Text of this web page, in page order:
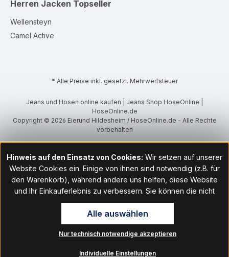
Herren Jacken Topseller
Wellensteyn
Camel Active
* Alle Preise inkl. gesetzl. Mehrwertsteuer
Jeans und Hosen online kaufen | Jeans Shop HoseOnline |
HoseOnline.de
Copyright © 2026 Eierund Hildesheim / HoseOnline.de - Alle Rechte
vorbehalten
Hinweis auf den Einsatz von Cookies: Wir setzen auf unserer
Website Cookies ein. Einige von ihnen sind notwendig (z.B. für
den Warenkorb), während andere uns helfen, diese Website
und Ihr Einkauferlebnis zu verbessern. Sie können die nicht
notwendigen Cookies mit Klick auf „OK“ akzeptieren oder per
Klick auf "Nur technisch notwendige akzeptieren" ablehnen. Den
Zugang zu den Cookie-Einstellungen finden Sie im Fußbereich
unserer Website im Menüpunkt „Informationen“. Dort können Sie
Nur technisch notwendige akzeptieren
Individuelle Einstellungen
Alle auswählen